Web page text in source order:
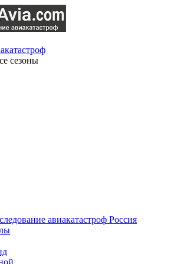
сезоны
авиакатастроф Россия